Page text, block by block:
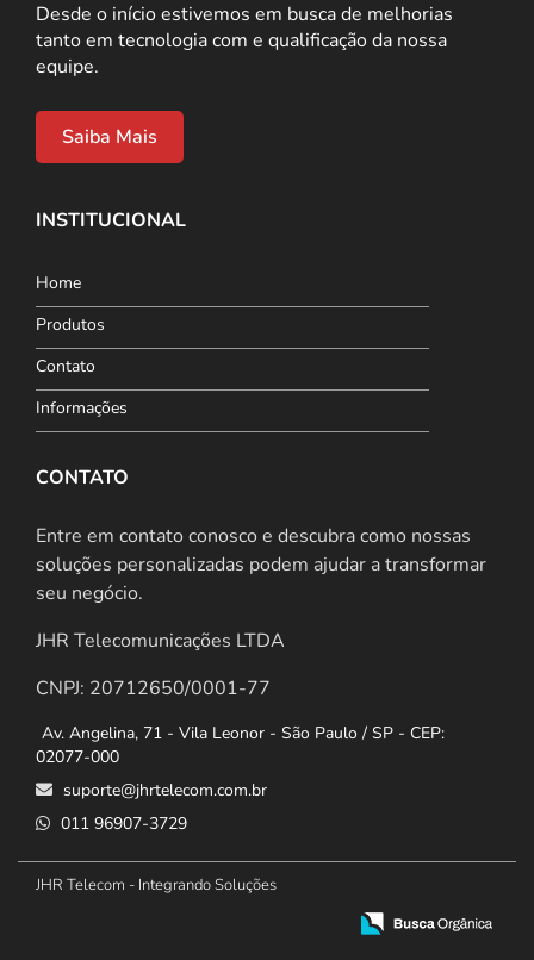
Desde o início estivemos em busca de melhorias
tanto em tecnologia com e qualificação da nossa
equipe.
Saiba Mais
INSTITUCIONAL
Home
Produtos
Contato
Informações
CONTATO
Entre em contato conosco e descubra como nossas
soluções personalizadas podem ajudar a transformar
seu negócio.
JHR Telecomunicações LTDA
CNPJ: 20712650/0001-77
Av. Angelina, 71 - Vila Leonor - São Paulo / SP - CEP:
02077-000
suporte@jhrtelecom.com.br
011 96907-3729
JHR Telecom - Integrando Soluções